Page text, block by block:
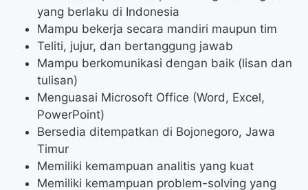
yang berlaku di Indonesia
Mampu bekerja secara mandiri maupun tim
Teliti, jujur, dan bertanggung jawab
Mampu berkomunikasi dengan baik (lisan dan
tulisan)
Menguasai Microsoft Office (Word, Excel,
PowerPoint)
Bersedia ditempatkan di Bojonegoro, Jawa
Timur
Memiliki kemampuan analitis yang kuat
Memiliki kemampuan problem-solving yang